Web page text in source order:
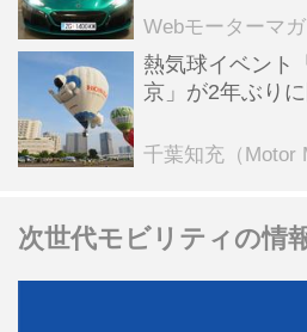
全版／115】
Webモーターマ
熱気球イベント
京」が2年ぶり
ンテンツも
千葉知充（Motor
次世代モビリティの情